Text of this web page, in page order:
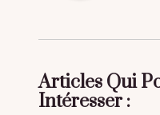
Articles Qui
Intéresser :